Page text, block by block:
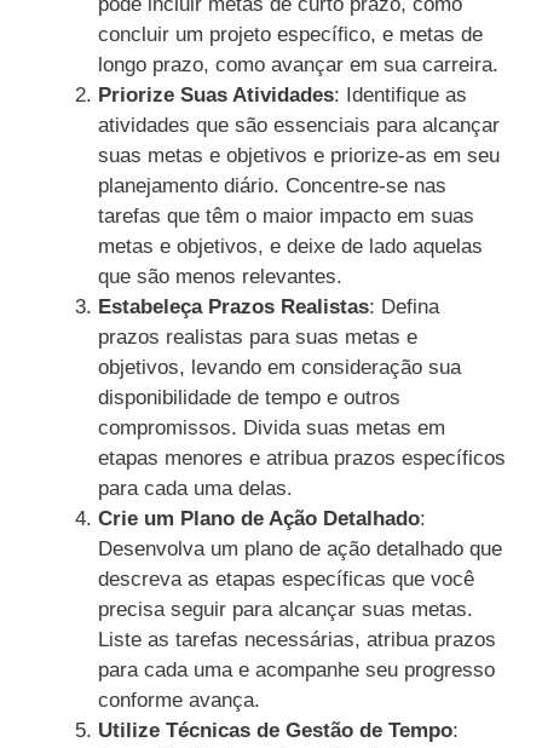
pode incluir metas de curto prazo, como
concluir um projeto específico, e metas de
longo prazo, como avançar em sua carreira.
Priorize Suas Atividades: Identifique as
atividades que são essenciais para alcançar
suas metas e objetivos e priorize-as em seu
planejamento diário. Concentre-se nas
tarefas que têm o maior impacto em suas
metas e objetivos, e deixe de lado aquelas
que são menos relevantes.
Estabeleça Prazos Realistas: Defina
prazos realistas para suas metas e
objetivos, levando em consideração sua
disponibilidade de tempo e outros
compromissos. Divida suas metas em
etapas menores e atribua prazos específicos
para cada uma delas.
Crie um Plano de Ação Detalhado:
Desenvolva um plano de ação detalhado que
descreva as etapas específicas que você
precisa seguir para alcançar suas metas.
Liste as tarefas necessárias, atribua prazos
para cada uma e acompanhe seu progresso
conforme avança.
Utilize Técnicas de Gestão de Tempo: